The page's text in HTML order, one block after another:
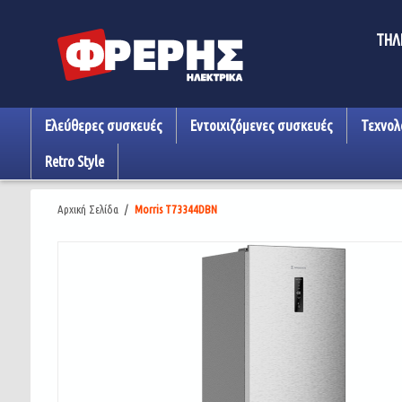
Ελεύθερες συσκευές Εντοιχιζόμενες συσκευές
Retro Style
Αρχική Σελίδα / Morris T73344DBN